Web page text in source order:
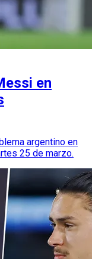
en
argentino en
25 de marzo.